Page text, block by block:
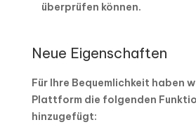
überprüfen können.
Neue Eigenschaften
Für Ihre Bequemlichkeit haben
Plattform die folgenden
hinzugefügt: